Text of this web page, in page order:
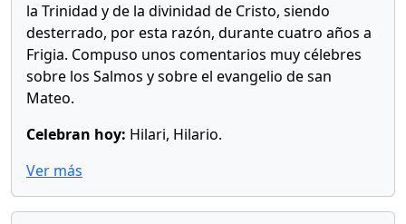
la Trinidad y de la divinidad de Cristo, siendo
desterrado, por esta razón, durante cuatro años a
Frigia. Compuso unos comentarios muy célebres
sobre los Salmos y sobre el evangelio de san
Mateo.
Celebran hoy: Hilari, Hilario.
Ver más